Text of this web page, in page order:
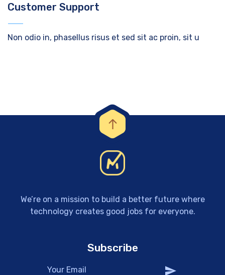
Customer Support
Non odio in, phasellus risus et sed sit ac proin, sit u
We’re on a mission to build a better future where
technology creates good jobs for everyone.
Subscribe